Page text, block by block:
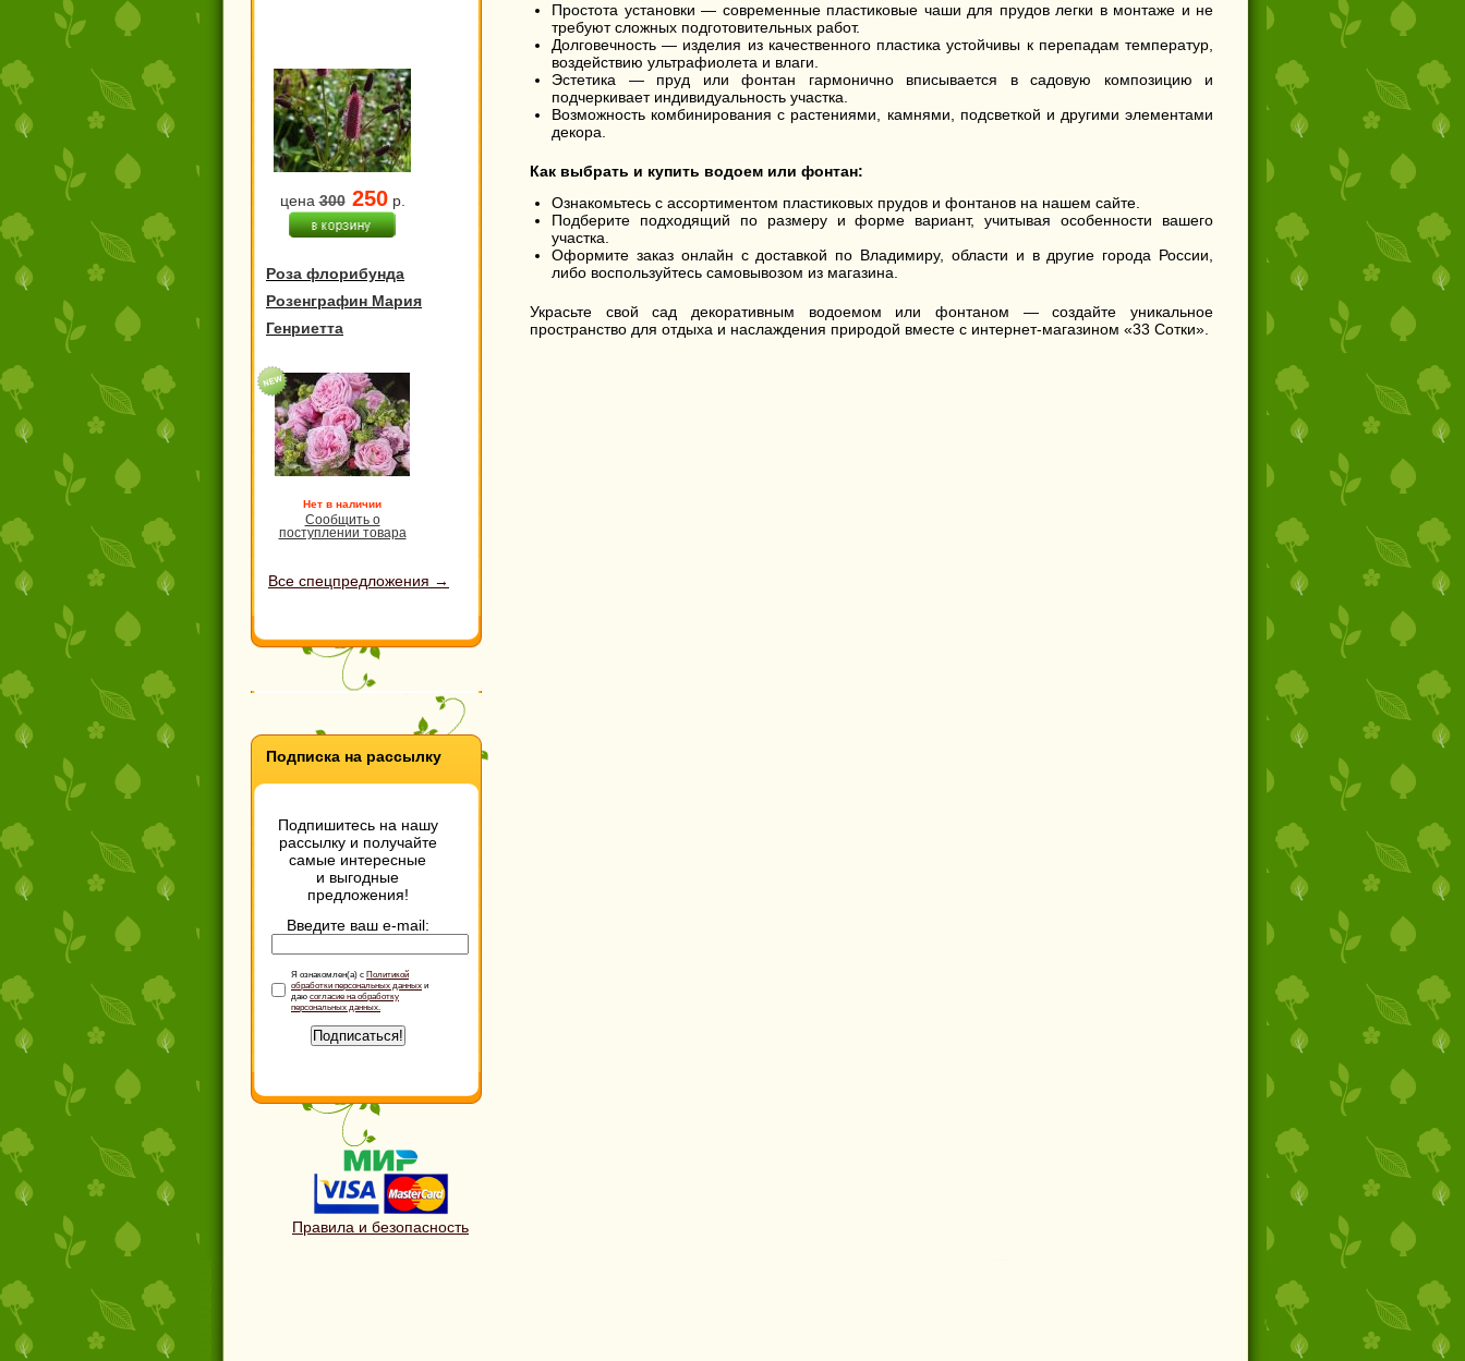
цена300250р.
Роза флорибунда
Розенграфин Мария
Генриетта
Нет в наличии
Сообщить о
поступлении товара
Все спецпредложения →
Подписка на рассылку
Подпишитесь на нашу
рассылку и получайте
самые интересные
и выгодные
предложения!
Введите ваш e-mail:
Я ознакомлен(а) с Политикой
обработки персональных данных и
даю согласие на обработку
персональных данных.
Подписаться!
Правила и безопасность
Простота установки — современные пластиковые чаши для прудов легки в монтаже и не
требуют сложных подготовительных работ.
Долговечность — изделия из качественного пластика устойчивы к перепадам температур,
воздействию ультрафиолета и влаги.
Эстетика — пруд или фонтан гармонично вписывается в садовую композицию и
подчеркивает индивидуальность участка.
Возможность комбинирования с растениями, камнями, подсветкой и другими элементами
декора.
Как выбрать и купить водоем или фонтан:
Ознакомьтесь с ассортиментом пластиковых прудов и фонтанов на нашем сайте.
Подберите подходящий по размеру и форме вариант, учитывая особенности вашего
участка.
Оформите заказ онлайн с доставкой по Владимиру, области и в другие города России,
либо воспользуйтесь самовывозом из магазина.
Украсьте свой сад декоративным водоемом или фонтаном — создайте уникальное
пространство для отдыха и наслаждения природой вместе с интернет-магазином «33 Сотки».